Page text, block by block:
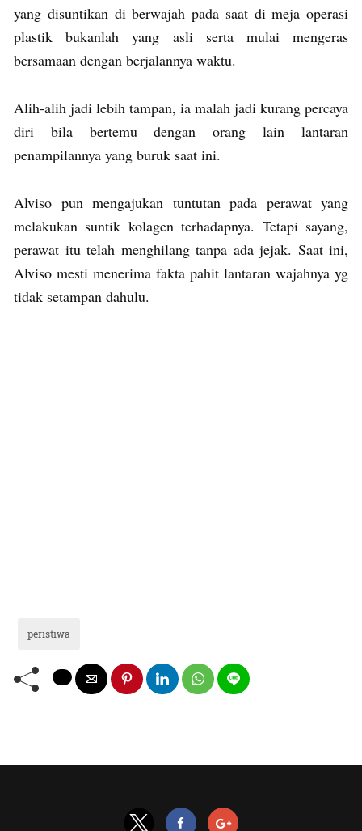
yang disuntikan di berwajah pada saat di meja operasi
plastik bukanlah yang asli serta mulai mengeras
bersamaan dengan berjalannya waktu.
Alih-alih jadi lebih tampan, ia malah jadi kurang percaya
diri bila bertemu dengan orang lain lantaran
penampilannya yang buruk saat ini.
Alviso pun mengajukan tuntutan pada perawat yang
melakukan suntik kolagen terhadapnya. Tetapi sayang,
perawat itu telah menghilang tanpa ada jejak. Saat ini,
Alviso mesti menerima fakta pahit lantaran wajahnya yg
tidak setampan dahulu.
peristiwa